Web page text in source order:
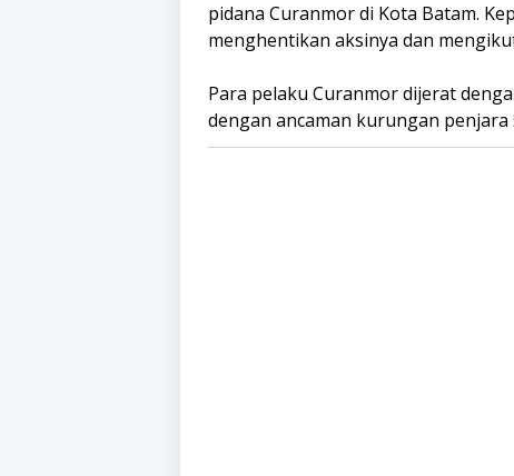
pidana Curanmor di Kota Batam.
menghentikan aksinya dan
Para pelaku Curanmor dijerat
dengan ancaman kurungan penjara